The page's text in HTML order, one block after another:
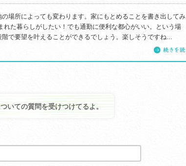
場所によっても変わります。家にもとめることを書き出してみ
れた暮らしがしたい！でも通勤に便利な都心がいい。という場
で要望を叶えることができるでしょう。楽しそうですね...
いての質問を受けつけてるよ。